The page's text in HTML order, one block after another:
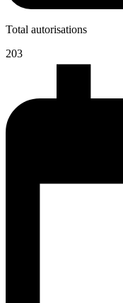
Total autorisations
203